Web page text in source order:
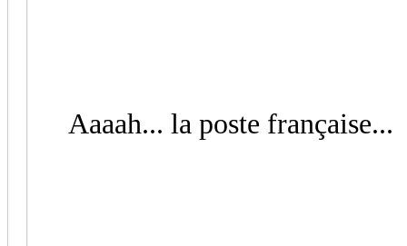
Aaaah... la poste française...